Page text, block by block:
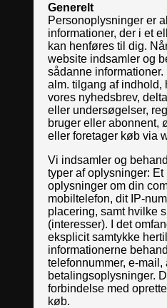
Generelt
Personoplysninger er
informationer, der i et
kan henføres til dig.
website indsamler og
sådanne informationer.
alm. tilgang af indhold,
vores nyhedsbrev,
eller undersøgelser,
bruger eller abonnent,
eller foretager køb via
Vi indsamler og
typer af oplysninger:
oplysninger om din
mobiltelefon, dit IP-
placering, samt hvilke
(interesser). I det
eksplicit samtykke
informationerne
telefonnummer, e-mail,
betalingsoplysninger.
forbindelse med
køb.